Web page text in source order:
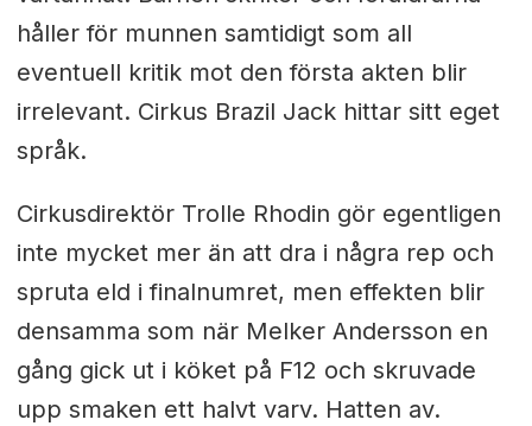
håller för munnen samtidigt som all
eventuell kritik mot den första akten blir
irrelevant. Cirkus Brazil Jack hittar sitt eget
språk.
Cirkusdirektör Trolle Rhodin gör egentligen
inte mycket mer än att dra i några rep och
spruta eld i finalnumret, men effekten blir
densamma som när Melker Andersson en
gång gick ut i köket på F12 och skruvade
upp smaken ett halvt varv. Hatten av.